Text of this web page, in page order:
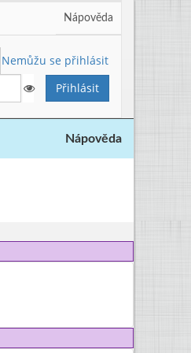
Nápověda
Nemůžu se přihlásit
Nápověda